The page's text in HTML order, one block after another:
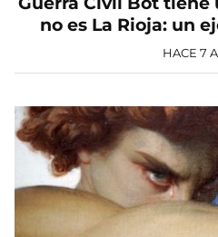
no es La Rioja: un
HACE 7